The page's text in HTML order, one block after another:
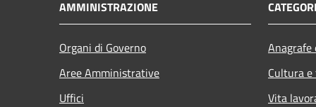
AMMINISTRAZIONE
Organi di Governo
Aree Amministrative
Uffici
Cultura
Vita